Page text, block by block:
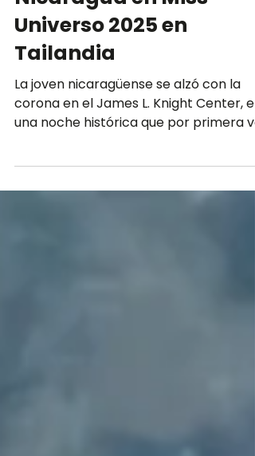
Eventos
Itza Castillo
representará a
Nicaragua en Miss
Universo 2025 en
Tailandia
La joven nicaragüense se alzó con la